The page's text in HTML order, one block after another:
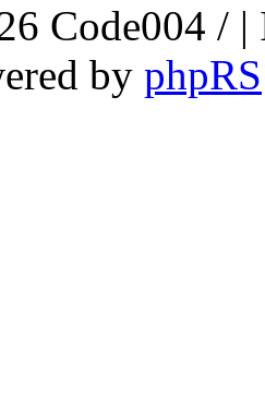
Code004 / |
by phpRS